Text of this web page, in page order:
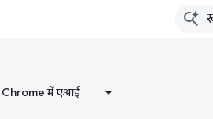
Chrome में एआई